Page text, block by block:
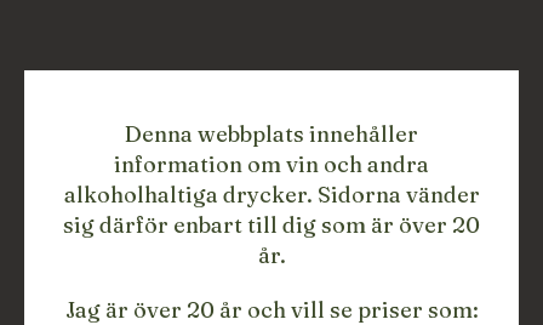
Denna webbplats innehåller
information om vin och andra
alkoholhaltiga drycker. Sidorna vänder
sig därför enbart till dig som är över 20
år.
Jag är över 20 år och vill se priser som: